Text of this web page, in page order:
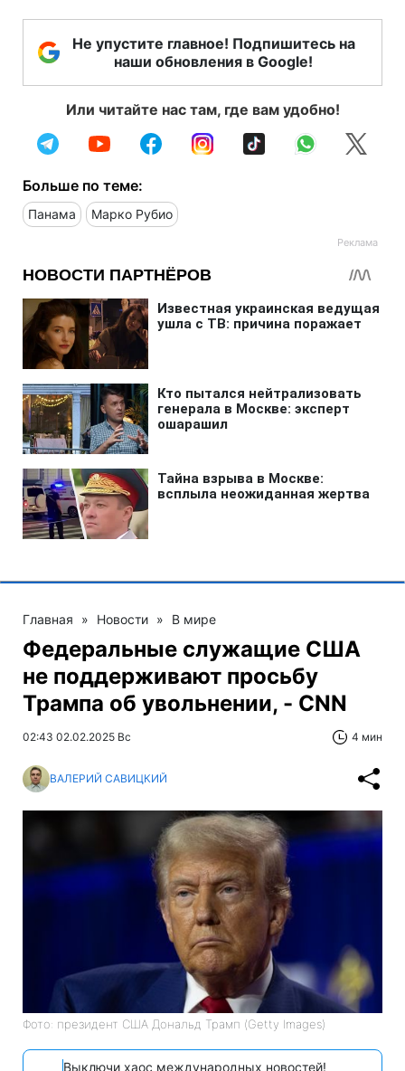
Не упустите главное! Подпишитесь на
наши обновления в Google!
Или читайте нас там, где вам удобно!
Больше по теме:
Панама Марко Рубио
Главная » Новости » В мире
Федеральные служащие США
не поддерживают просьбу
Трампа об увольнении, - CNN
02:43 02.02.2025 Вс 4 мин
ВАЛЕРИЙ САВИЦКИЙ
Фото: президент США Дональд Трамп (Getty Images)
Выключи хаос международных новостей!